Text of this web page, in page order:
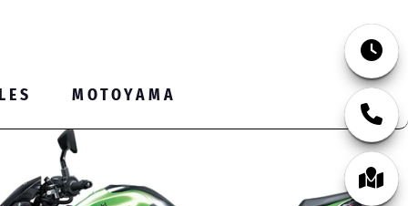
MOTOYAMA